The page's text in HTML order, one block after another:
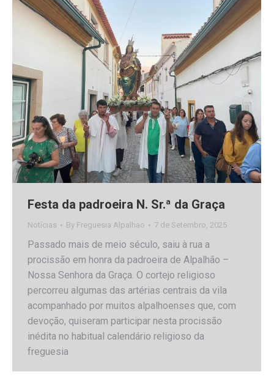
Festa da padroeira N. Sr.ª da Graça
Notícias By Freguesia Alpalhao 7 de Setembro, 2025
Passado mais de meio século, saiu à rua a
procissão em honra da padroeira de Alpalhão –
Nossa Senhora da Graça. O cortejo religioso
percorreu algumas das artérias centrais da vila
acompanhado por muitos alpalhoenses que, com
devoção, quiseram participar nesta procissão
inédita no habitual calendário religioso da
freguesia